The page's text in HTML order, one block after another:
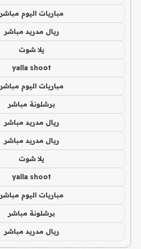
مباريات اليوم مباشر
ريال مدريد مباشر
يلا شوت
yalla shoot
مباريات اليوم مباشر
برشلونة مباشر
ريال مدريد مباشر
ريال مدريد مباشر
يلا شوت
yalla shoot
مباريات اليوم مباشر
برشلونة مباشر
ريال مدريد مباشر